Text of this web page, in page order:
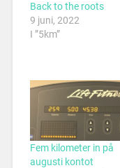
Back to the roots
9 juni, 2022
I ”5km”
Fem kilometer in på
augusti kontot